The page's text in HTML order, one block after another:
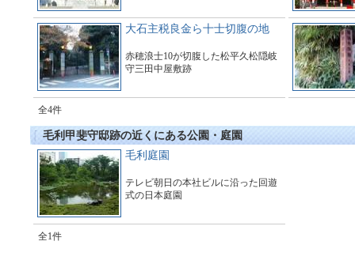
大石主税良金ら十士切腹の地
赤穂浪士10が切腹した松平久松隠岐
守三田中屋敷跡
全4件
毛利甲斐守邸跡の近くにある公園・庭園
毛利庭園
テレビ朝日の本社ビルに沿った回遊
式の日本庭園
全1件